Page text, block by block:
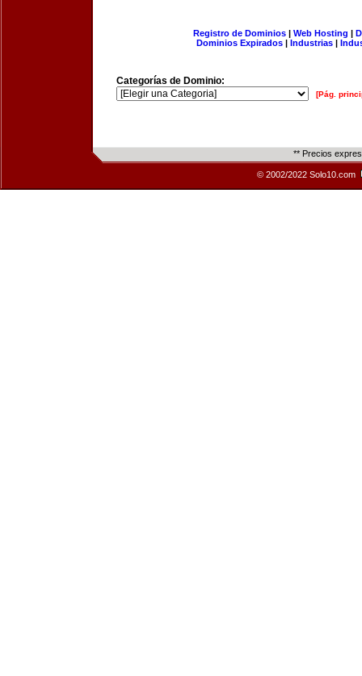
Registro de Dominios| Web Hosting |
Dominios Expirados | Industrias |
Categorías de Dominio:
[Pág.
** Precios
© 2002/2022 Solo10.com